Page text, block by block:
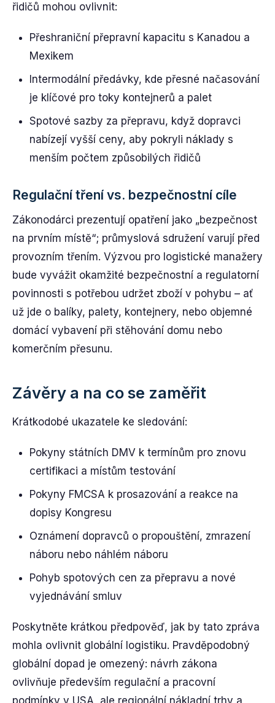
řidičů mohou ovlivnit:
Přeshraniční přepravní kapacitu s Kanadou a
Mexikem
Intermodální předávky, kde přesné načasování
je klíčové pro toky kontejnerů a palet
Spotové sazby za přepravu, když dopravci
nabízejí vyšší ceny, aby pokryli náklady s
menším počtem způsobilých řidičů
Regulační tření vs. bezpečnostní cíle
Zákonodárci prezentují opatření jako „bezpečnost
na prvním místě“; průmyslová sdružení varují před
provozním třením. Výzvou pro logistické manažery
bude vyvážit okamžité bezpečnostní a regulatorní
povinnosti s potřebou udržet zboží v pohybu – ať
už jde o balíky, palety, kontejnery, nebo objemné
domácí vybavení při stěhování domu nebo
komerčním přesunu.
Závěry a na co se zaměřit
Krátkodobé ukazatele ke sledování:
Pokyny státních DMV k termínům pro znovu
certifikaci a místům testování
Pokyny FMCSA k prosazování a reakce na
dopisy Kongresu
Oznámení dopravců o propouštění, zmrazení
náboru nebo náhlém náboru
Pohyb spotových cen za přepravu a nové
vyjednávání smluv
Poskytněte krátkou předpověď, jak by tato zpráva
mohla ovlivnit globální logistiku. Pravděpodobný
globální dopad je omezený: návrh zákona
ovlivňuje především regulační a pracovní
podmínky v USA, ale regionální nákladní trhy a